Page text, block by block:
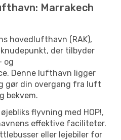
Marrakech
hovedlufthavn (RAK),
der tilbyder
og
Denne lufthavn ligger
gør din overgang fra luft
bekvem.
flyvning med HOP!,
effektive faciliteter.
eller lejebiler for